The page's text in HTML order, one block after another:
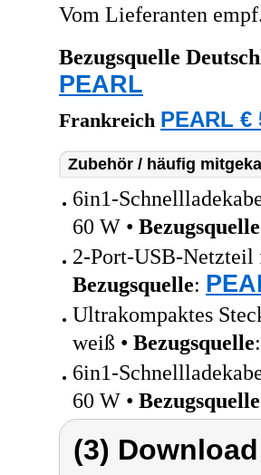
Vom Lieferanten
Bezugsquelle
PEARL
Frankreich PEARL €
Zubehör / häufig
6in1-
60 W • Bezugsquelle
2-Port-USB-Netzteil
Bezugsquelle:
Ultrakompaktes
weiß • Bezugsquelle
6in1-
60 W • Bezugsquelle
(3)